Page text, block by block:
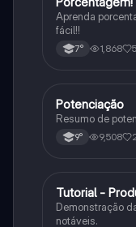
Aprenda
fácil!!
7° 1,868
Matematica
Potenciação
Resumo de
9° 9,508
Matematica
Tutorial -
Demonstração
notáveis.